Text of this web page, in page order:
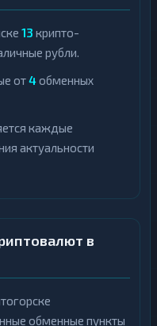
13 крипто-
рубли.
от4обменных
каждые
актуальности
в
обменные пункты